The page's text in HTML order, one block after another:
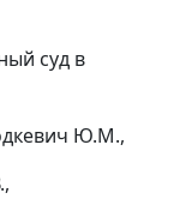
суд в
Ю.М.,